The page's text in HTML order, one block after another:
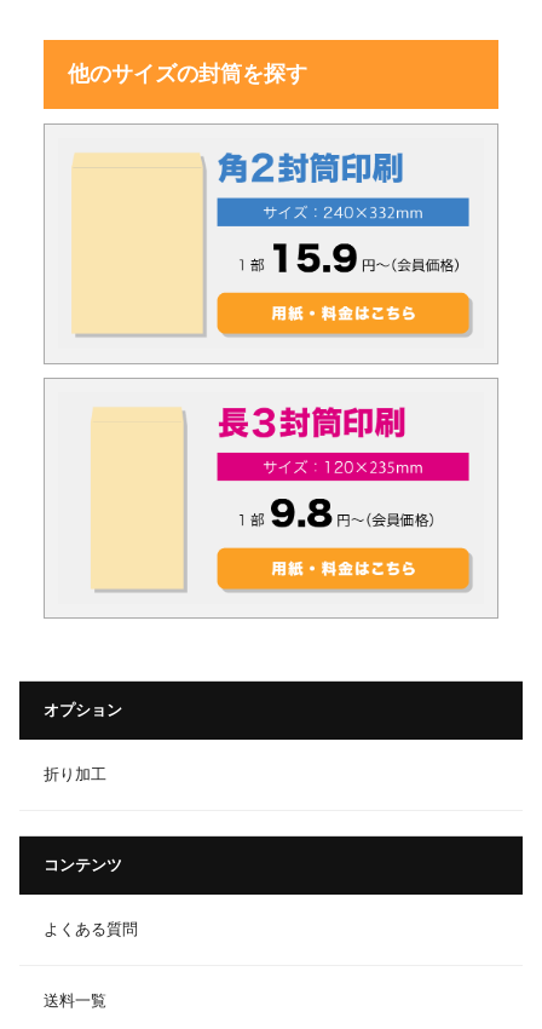
他のサイズの封筒を探す
オプション
折り加工
コンテンツ
よくある質問
送料一覧